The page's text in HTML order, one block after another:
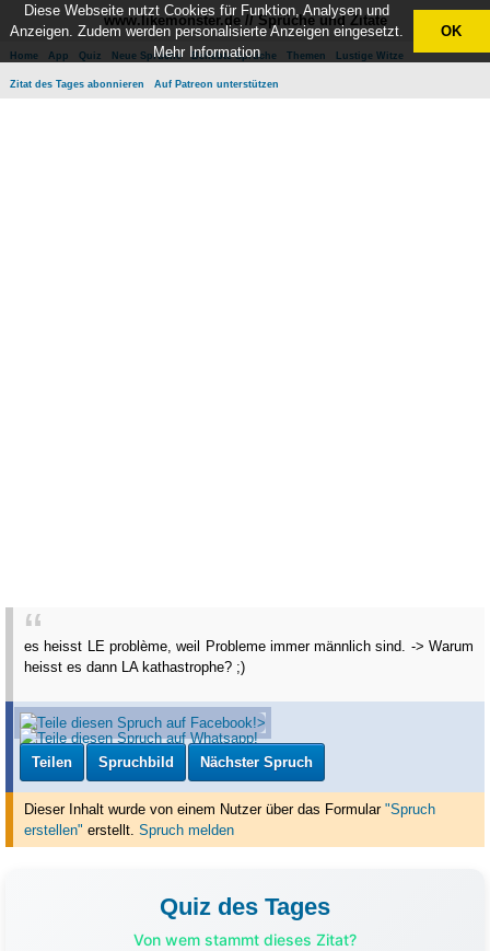
www.likemonster.de // Sprüche und Zitate
Home App Quiz Neue Sprüche Beliebte Sprüche Themen Lustige Witze
Zitat des Tages abonnieren Auf Patreon unterstützen
es heisst LE problème, weil Probleme immer männlich sind. -> Warum
heisst es dann LA kathastrophe? ;)
Teilen Spruchbild Nächster Spruch
Dieser Inhalt wurde von einem Nutzer über das Formular "Spruch
erstellen" erstellt. Spruch melden
Quiz des Tages
Von wem stammt dieses Zitat?
Diese Webseite nutzt Cookies für Funktion, Analysen und
Anzeigen. Zudem werden personalisierte Anzeigen eingesetzt.
Mehr Information
OK